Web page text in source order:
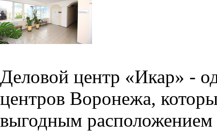
Деловой центр «Икар» -
центров Воронежа,
выгодным